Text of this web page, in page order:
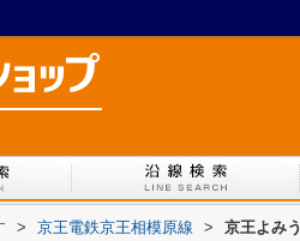
> 京王電鉄京王相模原線 > 京王よみ